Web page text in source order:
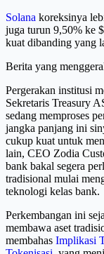
Solana koreksinya
juga turun 9,50% ke
kuat dibanding yang
Berita yang
Pergerakan institusi
Sekretaris Treasury
sedang memproses
jangka panjang ini
cukup kuat untuk
lain, CEO Zodia
bank bakal segera
tradisional mulai
teknologi kelas bank.
Perkembangan ini
membawa aset
membahas Implikasi